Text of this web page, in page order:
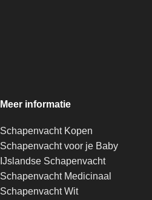
Meer informatie
Schapenvacht Kopen
Schapenvacht voor je Baby
IJslandse Schapenvacht
Schapenvacht Medicinaal
Schapenvacht Wit